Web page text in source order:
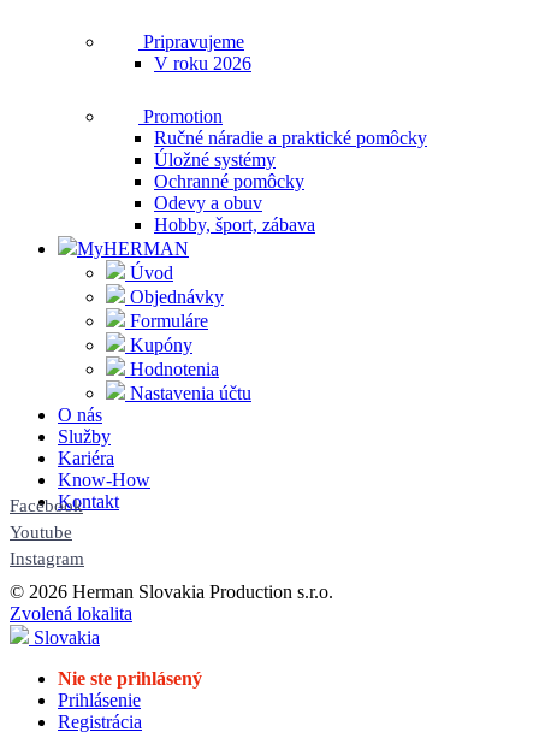
Pripravujeme
V roku 2026
Promotion
Ručné náradie a praktické pomôcky
Úložné systémy
Ochranné pomôcky
Odevy a obuv
Hobby, šport, zábava
MyHERMAN
Úvod
Objednávky
Formuláre
Kupóny
Hodnotenia
Nastavenia účtu
O nás
Služby
Kariéra
Know-How
Kontakt
Facebook
Youtube
Instagram
© 2026 Herman Slovakia Production s.r.o.
Zvolená lokalita
Slovakia
Nie ste prihlásený
Prihlásenie
Registrácia